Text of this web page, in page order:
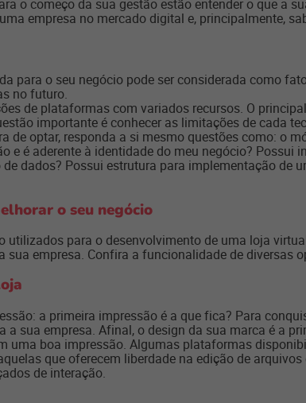
o começo da sua gestão estão entender o que a
empresa no mercado digital e, principalmente,
para o seu negócio pode ser considerada como
no futuro.
de plataformas com variados recursos. O
importante é conhecer as limitações de cada
de optar, responda a si mesmo questões como: o
e é aderente à identidade do meu negócio?
dados? Possui estrutura para implementação de
o seu negócio
utilizados para o desenvolvimento de uma loja
sua empresa. Confira a funcionalidade de diversas
a primeira impressão é a que fica? Para
a sua empresa. Afinal, o design da sua marca é a
uma boa impressão. Algumas plataformas
que oferecem liberdade na edição de
de interação.